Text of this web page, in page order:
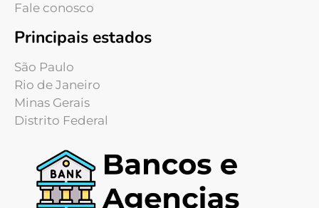
Fale conosco
Principais estados
São Paulo
Rio de Janeiro
Minas Gerais
Distrito Federal